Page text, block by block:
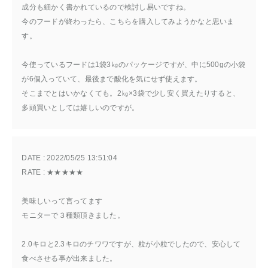
成分も細かく書かれているので検討し易いですね。
今のフードが終わったら、こちらを購入してみようかなと思いま
す。
今使っているフードは1袋3㎏のパッケージですが、中に500gの小袋
が6個入っていて、最後まで酸化を気にせず使えます。
そこまでとはいかなくても。2㎏×3袋で少し安く買えたりすると、
多頭買いとしては嬉しいのですが。
美味しいって言ってます
DATE : 2022/05/25 13:51:04
RATE : ★★★★★
モニターで３種類頂きました。
2.0キロと2.3キロのチワワですが、粒が小粒でしたので、安心して
食べさせる事が出来ました。